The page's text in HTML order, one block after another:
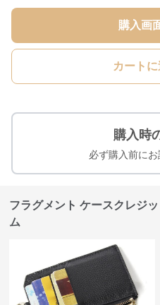
購入画
カート
購入時
必ず購入前にお
フラグメント ケースクレジ
ム